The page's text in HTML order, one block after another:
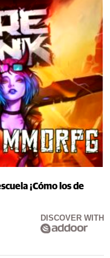
¡Cómo los de
DISCOVER WITH